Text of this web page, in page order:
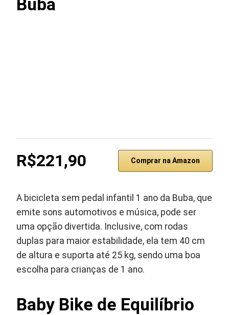
Buba
R$221,90 Comprar na Amazon
A bicicleta sem pedal infantil 1 ano da Buba, que
emite sons automotivos e música, pode ser
uma opção divertida. Inclusive, com rodas
duplas para maior estabilidade, ela tem 40 cm
de altura e suporta até 25 kg, sendo uma boa
escolha para crianças de 1 ano.
Baby Bike de Equilíbrio